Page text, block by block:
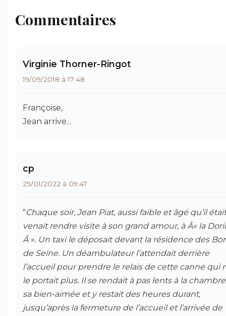
Commentaires
Virginie Thorner-Ringot
19/09/2018 à 17:48
Françoise,
Jean arrive...
cp
25/01/2022 à 09:47
"Chaque soir, Jean Piat, aussi faible et âgé qu’il
venait rendre visite à son grand amour, à Â« la
Â ». Un taxi le déposait devant la résidence des
de Seine. Un déambulateur l’attendait derrière
l’accueil pour prendre le relais de cette canne qui
le portait plus. Il se rendait à pas lents à la
sa bien-aimée et y restait des heures durant,
jusqu’après la fermeture de l’accueil et l’arrivée de